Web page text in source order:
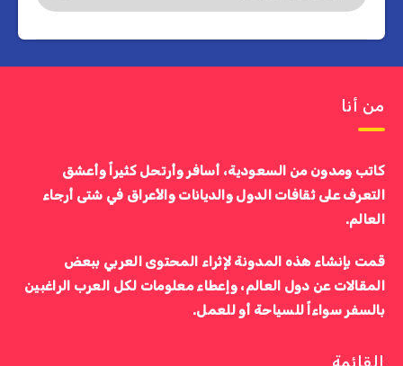
من أنا
كاتب ومدون من السعودية، أسافر وأرتحل كثيراً وأعشق
التعرف على ثقافات الدول والديانات والأعراق في شتى أرجاء
العالم.
قمت بإنشاء هذه المدونة لإثراء المحتوى العربي ببعض
المقالات عن دول العالم، وإعطاء معلومات لكل العرب الراغبين
بالسفر سواءاً للسياحة أو للعمل.